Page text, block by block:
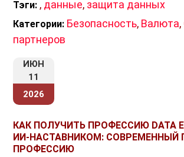
представляются в виде текстовых
документов. Аудиовизуальные
представляются в виде аудио- и
По характеру представления
разделить на структурированные и
данные имеют фиксированную
например, таблицы в базе данных.
Тэги: , данные, защита данных
Категории: Безопасность, Валюта,
партнеров
ИЮН
11
2026
КАК ПОЛУЧИТЬ ПРОФЕССИЮ DATA
ИИ-НАСТАВНИКОМ: СОВРЕМЕННЫЙ
ПРОФЕССИЮ